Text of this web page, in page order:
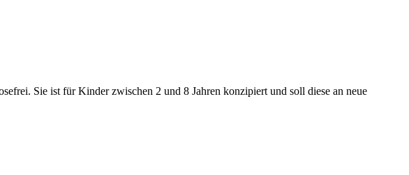
Sie ist für Kinder zwischen 2 und 8 Jahren konzipiert und soll diese an neue